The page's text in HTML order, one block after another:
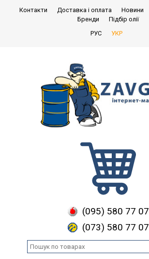
Контакти Доставка і оплата Новини
Бренди
Підбір олії
РУС
УКР
(095) 580 77 07
(073) 580 77 07